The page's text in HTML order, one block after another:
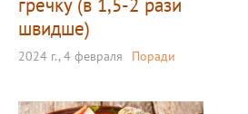
швидше)
2024 г., 4 февраля Поради